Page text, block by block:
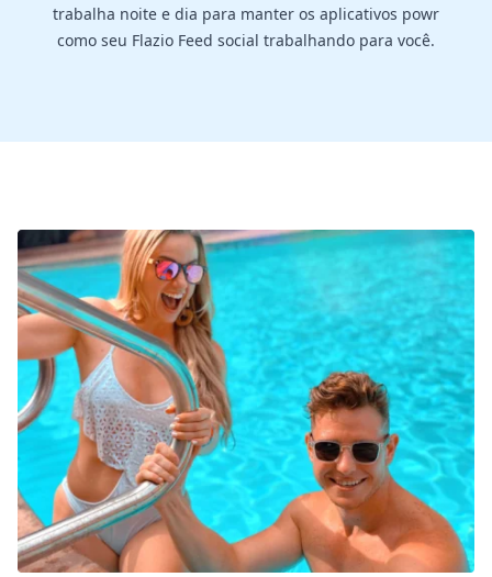
trabalha noite e dia para manter os aplicativos powr
como seu Flazio Feed social trabalhando para você.